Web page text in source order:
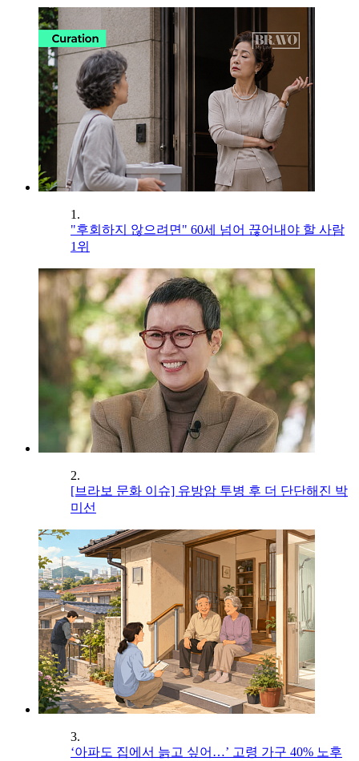
1.
"후회하지 않으려면" 60세 넘어 끊어내야 할 사람
1위
2.
[브라보 문화 이슈] 유방암 투병 후 더 단단해진 박
미선
3.
‘아파도 집에서 늙고 싶어…’ 고령 가구 40% 노후